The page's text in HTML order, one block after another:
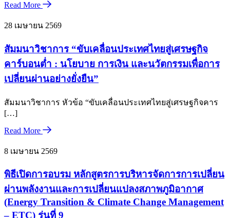
Read More
28 เมษายน 2569
สัมมนาวิชาการ “ขับเคลื่อนประเทศไทยสู่เศรษฐกิจ
คาร์บอนต่ำ : นโยบาย การเงิน และนวัตกรรมเพื่อการ
เปลี่ยนผ่านอย่างยั่งยืน”
สัมมนาวิชาการ หัวข้อ “ขับเคลื่อนประเทศไทยสู่เศรษฐกิจคาร
[…]
Read More
8 เมษายน 2569
พิธีเปิดการอบรม หลักสูตรการบริหารจัดการการเปลี่ยน
ผ่านพลังงานและการเปลี่ยนแปลงสภาพภูมิอากาศ
(Energy Transition & Climate Change Management
– ETC) รุ่นที่ 9